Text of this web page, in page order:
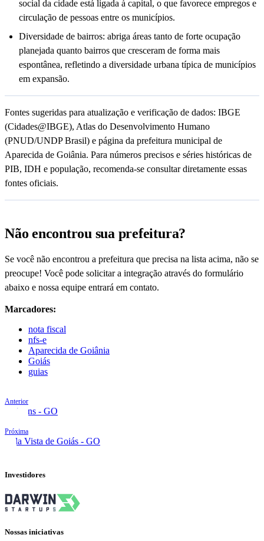
social da cidade está ligada à capital, o que favorece empregos e
circulação de pessoas entre os municípios.
Diversidade de bairros: abriga áreas tanto de forte ocupação
planejada quanto bairros que cresceram de forma mais
espontânea, refletindo a diversidade urbana típica de municípios
em expansão.
Fontes sugeridas para atualização e verificação de dados: IBGE
(Cidades@IBGE), Atlas do Desenvolvimento Humano
(PNUD/UNDP Brasil) e página da prefeitura municipal de
Aparecida de Goiânia. Para números precisos e séries históricas de
PIB, IDH e população, recomenda-se consultar diretamente essas
fontes oficiais.
Não encontrou sua prefeitura?
Se você não encontrou a prefeitura que precisa na lista acima, não se
preocupe! Você pode solicitar a integração através do formulário
abaixo e nossa equipe entrará em contato.
Marcadores:
nota fiscal
nfs-e
Aparecida de Goiânia
Goiás
guias
Anterior
Anicuns - GO
Próxima
Bela Vista de Goiás - GO
Investidores
Nossas iniciativas